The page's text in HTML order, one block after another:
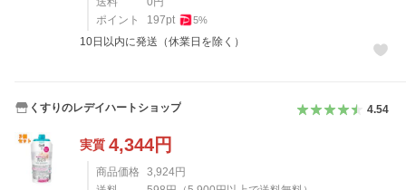
ポイント
197pt 5%
10日以内に発送（休業日を除く）
くすりのレデイハートショップ 4.54
実質 4,344円
商品価格 3,924円